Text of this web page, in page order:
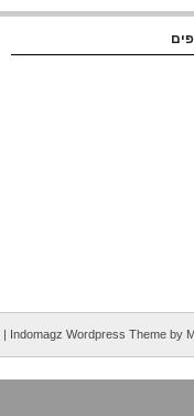
Indomagz Wordpress Theme by
|